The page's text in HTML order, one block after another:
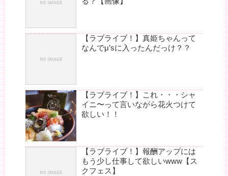
【ラブライブ！】真姫ちゃんって
なんでμ’sに入ったんだっけ？？
【ラブライブ！】これ・・・シャ
イニ〜って言いながら花火つけて
欲しい！！
【ラブライブ！】報酬アップには
もう少し仕事して欲しいwww【ス
クフェス】